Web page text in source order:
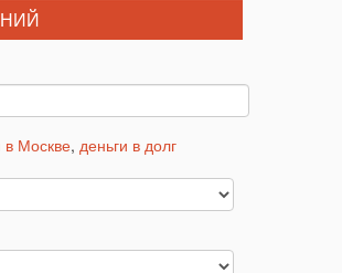
в Москве, деньги в долг